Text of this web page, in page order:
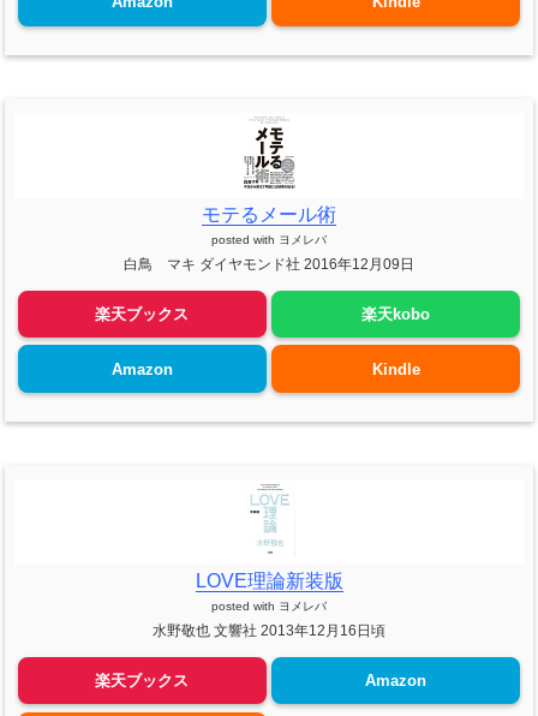
モテるメール術
posted with ヨメレバ
白鳥 マキ ダイヤモンド社 2016年12月09日
楽天ブックス 楽天kobo
Amazon Kindle
LOVE理論新装版
posted with ヨメレバ
水野敬也 文響社 2013年12月16日頃
楽天ブックス Amazon